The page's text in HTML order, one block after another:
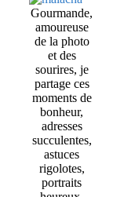
Gourmande,
amoureuse
de la photo
et des
sourires, je
partage ces
moments de
bonheur,
adresses
succulentes,
astuces
rigolotes,
portraits